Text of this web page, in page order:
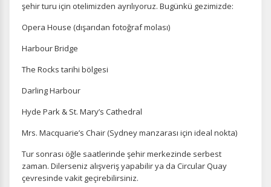
Oturum yönetimi, güvenlik ve temel site işlevleri için
devre dışı bırakılamaz.
Ziyaretçilerin siteyi nasıl kullandığını anonim olarak
ölçeriz. Hangi sayfaların popüler olduğunu ve
kullanıcıların nerede zorluk yaşadığını anlamamıza
yardımcı olur.
şehir turu için otelimizden ayrılıyoruz. Bugünkü gezimizde:
Opera House (dışarıdan fotoğraf molası)
Harbour Bridge
The Rocks tarihi bölgesi
Darling Harbour
Hyde Park & St. Mary’s Cathedral
Mrs. Macquarie’s Chair (Sydney manzarası için ideal nokta)
Tur sonrası öğle saatlerinde şehir merkezinde serbest
zaman. Dilerseniz alışveriş yapabilir ya da Circular Quay
çevresinde vakit geçirebilirsiniz.